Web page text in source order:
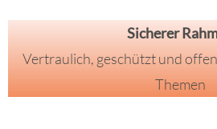
Sicherer
Vertraulich, geschützt und
Themen